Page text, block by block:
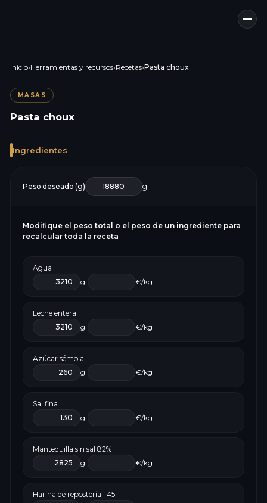
Inicio›Herramientas y recursos›Recetas›Pasta choux
MASAS
Pasta choux
Ingredientes
Peso deseado (g) g
Modifique el peso total o el peso de un ingrediente para
recalcular toda la receta
Agua
g
€/kg
Leche entera
g
€/kg
Azúcar sémola
g
€/kg
Sal fina
g
€/kg
Mantequilla sin sal 82%
g
€/kg
Harina de repostería T45